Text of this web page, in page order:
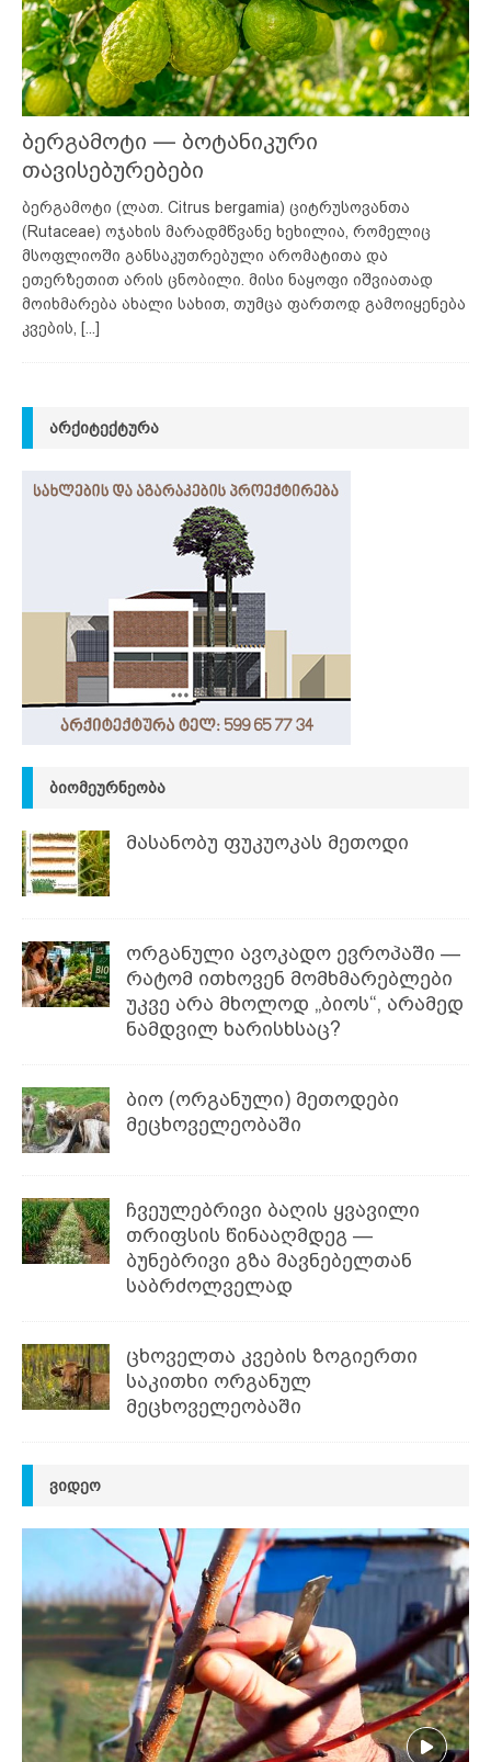
ბერგამოტი — ბოტანიკური
თავისებურებები
ბერგამოტი (ლათ. Citrus bergamia) ციტრუსოვანთა
(Rutaceae) ოჯახის მარადმწვანე ხეხილია, რომელიც
მსოფლიოში განსაკუთრებული არომატითა და
ეთერზეთით არის ცნობილი. მისი ნაყოფი იშვიათად
მოიხმარება ახალი სახით, თუმცა ფართოდ გამოიყენება
კვების, [...]
ᲐᲠᲥᲘᲢᲔᲥᲢᲣᲠᲐ
ᲑᲘᲝᲛᲔᲣᲠᲜᲔᲝᲑᲐ
მასანობუ ფუკუოკას მეთოდი
ორგანული ავოკადო ევროპაში —
რატომ ითხოვენ მომხმარებლები
უკვე არა მხოლოდ „ბიოს“, არამედ
ნამდვილ ხარისხსაც?
ბიო (ორგანული) მეთოდები
მეცხოველეობაში
ჩვეულებრივი ბაღის ყვავილი
თრიფსის წინააღმდეგ —
ბუნებრივი გზა მავნებელთან
საბრძოლველად
ცხოველთა კვების ზოგიერთი
საკითხი ორგანულ
მეცხოველეობაში
ᲕᲘᲓᲔᲝ